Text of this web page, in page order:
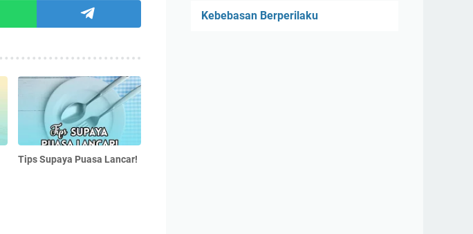
Tips Supaya Puasa Lancar!
Kebebasan Berperilaku